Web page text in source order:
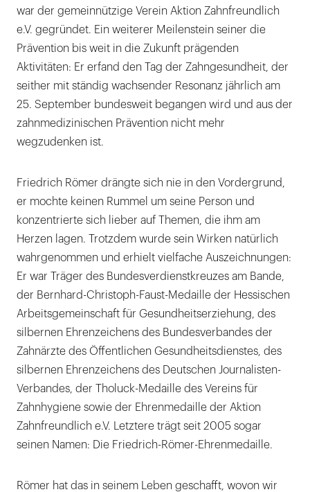
war der gemeinnützige Verein Aktion Zahnfreundlich
e.V. gegründet. Ein weiterer Meilenstein seiner die
Prävention bis weit in die Zukunft prägenden
Aktivitäten: Er erfand den Tag der Zahngesundheit, der
seither mit ständig wachsender Resonanz jährlich am
25. September bundesweit begangen wird und aus der
zahnmedizinischen Prävention nicht mehr
wegzudenken ist.
Friedrich Römer drängte sich nie in den Vordergrund,
er mochte keinen Rummel um seine Person und
konzentrierte sich lieber auf Themen, die ihm am
Herzen lagen. Trotzdem wurde sein Wirken natürlich
wahrgenommen und erhielt vielfache Auszeichnungen:
Er war Träger des Bundesverdienstkreuzes am Bande,
der Bernhard-Christoph-Faust-Medaille der Hessischen
Arbeitsgemeinschaft für Gesundheitserziehung, des
silbernen Ehrenzeichens des Bundesverbandes der
Zahnärzte des Öffentlichen Gesundheitsdienstes, des
silbernen Ehrenzeichens des Deutschen Journalisten-
Verbandes, der Tholuck-Medaille des Vereins für
Zahnhygiene sowie der Ehrenmedaille der Aktion
Zahnfreundlich e.V. Letztere trägt seit 2005 sogar
seinen Namen: Die Friedrich-Römer-Ehrenmedaille.
Römer hat das in seinem Leben geschafft, wovon wir